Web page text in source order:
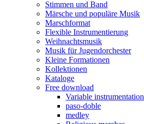
Stimmen und Band
Märsche und populäre Musik
Marschformat
Flexible Instrumentierung
Weihnachtsmusik
Musik für Jugendorchester
Kleine Formationen
Kollektionen
Kataloge
Free download
Variable instrumentation
paso-doble
medley